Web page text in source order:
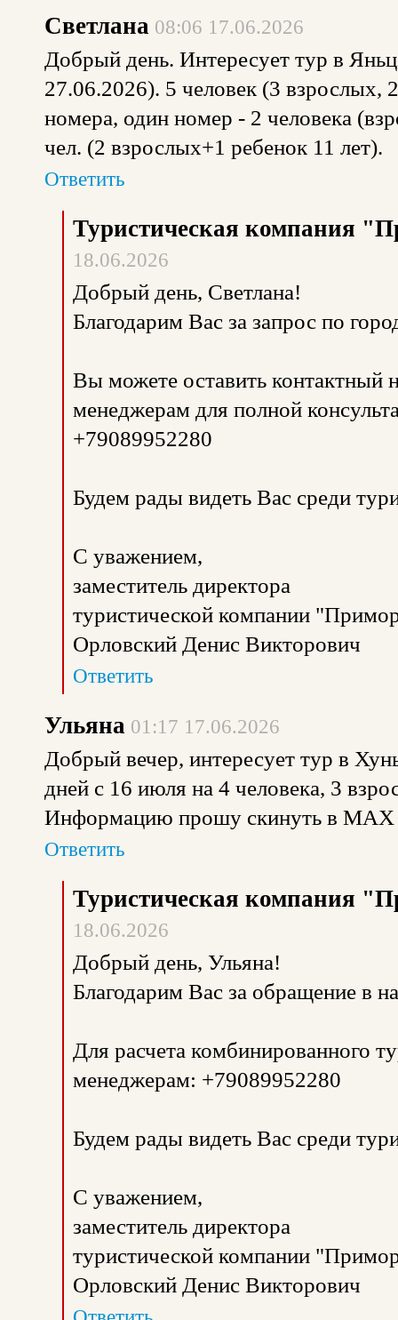
Светлана 08:06 17.06.2026
Добрый день. Интересует тур в
27.06.2026). 5 человек (3 взрослых,
номера, один номер - 2 человека
чел. (2 взрослых+1 ребенок 11 лет).
Ответить
Туристическая компания
18.06.2026
Добрый день, Светлана!
Благодарим Вас за запрос по
Вы можете оставить контактный
менеджерам для полной
+79089952280
Будем рады видеть Вас среди
С уважением,
заместитель директора
туристической компании
Орловский Денис Викторович
Ответить
Ульяна 01:17 17.06.2026
Добрый вечер, интересует тур в
дней с 16 июля на 4 человека, 3
Информацию прошу скинуть в МАХ
Ответить
Туристическая компания
18.06.2026
Добрый день, Ульяна!
Благодарим Вас за обращение в
Для расчета комбинированного
менеджерам: +79089952280
Будем рады видеть Вас среди
С уважением,
заместитель директора
туристической компании
Орловский Денис Викторович